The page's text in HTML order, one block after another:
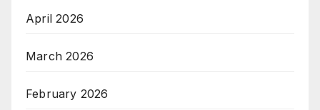
April 2026
March 2026
February 2026